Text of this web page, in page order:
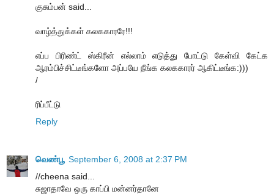
குசும்பன் said...
வாழ்த்துக்கள் கலககாரரே!!!
எப்ப பிரிண்ட் ஸ்கிரீன் எல்லாம் எடுத்து போட்டு கேள்வி கேட்க
ஆரம்பிச்சிட்டீங்களோ அப்பயே நீங்க கலககாரர் ஆகிட்டீங்க:)))
/
ரிப்பீட்டு
Reply
வெண்பூ September 6, 2008 at 2:37 PM
//cheena said...
சுஜாதாவே ஒரு காப்பி மன்னர்தானே